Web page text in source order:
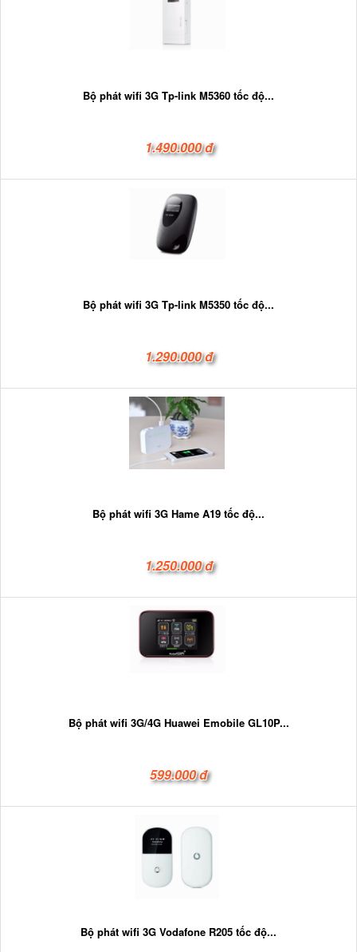
Bộ phát wifi 3G Tp-link M5360 tốc độ...
1.490.000 đ
Bộ phát wifi 3G Tp-link M5350 tốc độ...
1.290.000 đ
Bộ phát wifi 3G Hame A19 tốc độ...
1.250.000 đ
Bộ phát wifi 3G/4G Huawei Emobile GL10P...
599.000 đ
Bộ phát wifi 3G Vodafone R205 tốc độ...